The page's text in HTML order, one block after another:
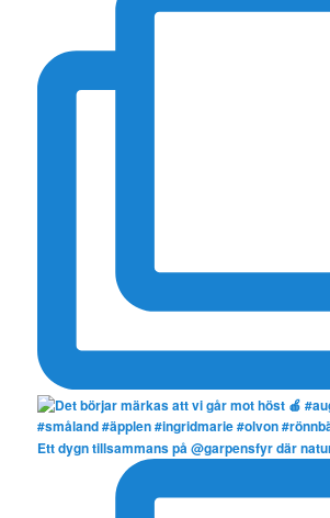
Ett dygn tillsammans på @garpensfyr där